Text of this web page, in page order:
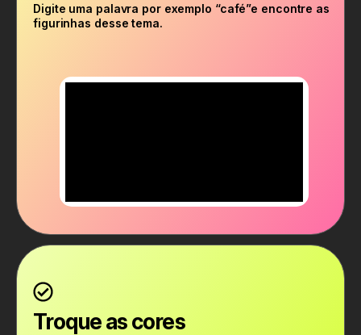
Digite uma palavra por exemplo “café”e encontre as
figurinhas desse tema.
Troque as cores